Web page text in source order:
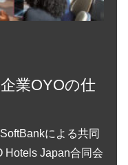
業OYOの仕
による共同
Hotels Japan合同会